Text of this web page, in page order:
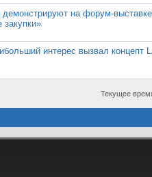
демонстрируют на форум-выставке
интерес вызвал концепт
Текущее